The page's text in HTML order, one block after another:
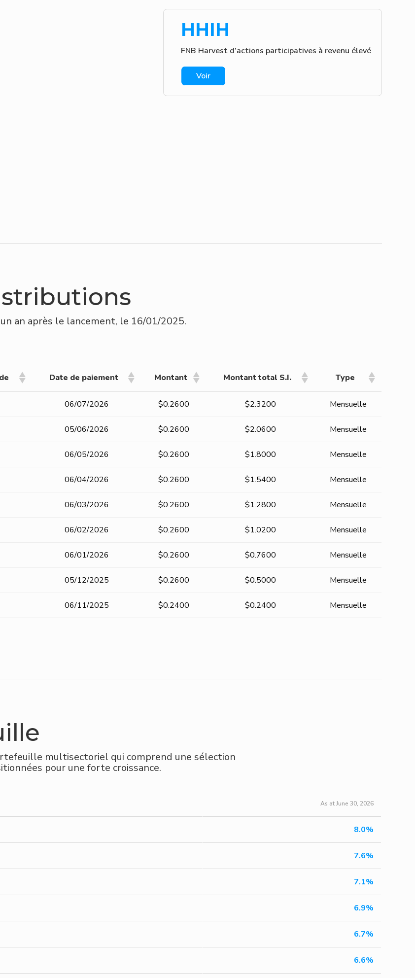
HHIH
FNB Harvest d’actions participatives à revenu élevé
Voir
an après le lancement, le 16/01/2025.
Date de paiement Montant Montant total S.I.
Type
Montant Montant total S.I.
06/07/2026 $0.2600 $2.3200 Mensuelle
05/06/2026 $0.2600 $2.0600 Mensuelle
06/05/2026 $0.2600 $1.8000 Mensuelle
06/04/2026 $0.2600 $1.5400 Mensuelle
06/03/2026 $0.2600 $1.2800 Mensuelle
06/02/2026 $0.2600 $1.0200 Mensuelle
06/01/2026 $0.2600 $0.7600 Mensuelle
05/12/2025 $0.2600 $0.5000 Mensuelle
06/11/2025 $0.2400 $0.2400 Mensuelle
multisectoriel qui comprend une sélection
pour une forte croissance.
As at June 30, 2026
8.0%
7.6%
7.1%
6.9%
6.7%
6.6%